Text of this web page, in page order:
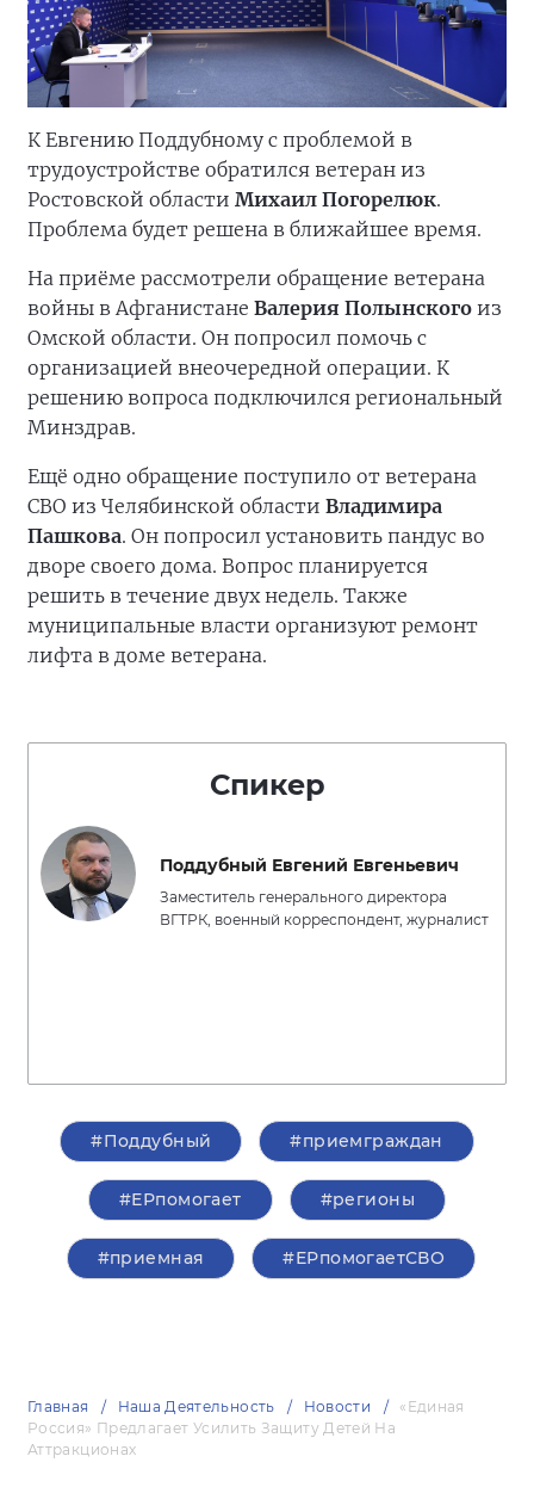
К Евгению Поддубному с проблемой в
трудоустройстве обратился ветеран из
Ростовской области Михаил Погорелюк.
Проблема будет решена в ближайшее время.
На приёме рассмотрели обращение ветерана
войны в Афганистане Валерия Полынского из
Омской области. Он попросил помочь с
организацией внеочередной операции. К
решению вопроса подключился региональный
Минздрав.
Ещё одно обращение поступило от ветерана
СВО из Челябинской области Владимира
Пашкова. Он попросил установить пандус во
дворе своего дома. Вопрос планируется
решить в течение двух недель. Также
муниципальные власти организуют ремонт
лифта в доме ветерана.
Спикер
Поддубный Евгений Евгеньевич
Заместитель генерального директора
ВГТРК, военный корреспондент, журналист
#Поддубный #приемграждан
#ЕРпомогает #регионы
#приемная #ЕРпомогаетСВО
Главная Наша Деятельность Новости
«Единая
Россия» Предлагает Усилить Защиту Детей На
Аттракционах